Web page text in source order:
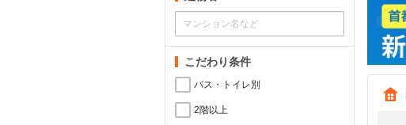
こだわり条件
バス・トイレ別
2階以上